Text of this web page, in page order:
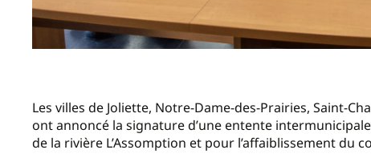
Les villes de Joliette, Notre-Dame-des-Prairies, Saint-
ont annoncé la signature d’une entente
de la rivière L’Assomption et pour l’affaiblissement du